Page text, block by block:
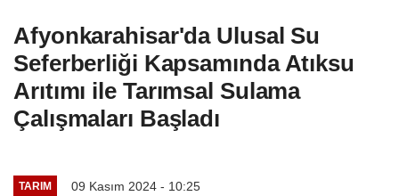
Afyonkarahisar'da Ulusal Su
Seferberliği Kapsamında Atıksu
Arıtımı ile Tarımsal Sulama
Çalışmaları Başladı
TARIM 09 Kasım 2024 - 10:25